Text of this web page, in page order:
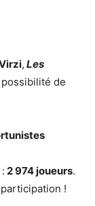
, Les
de
2 974 joueurs.
!